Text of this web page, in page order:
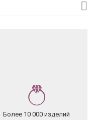
Более 10 000 изделий